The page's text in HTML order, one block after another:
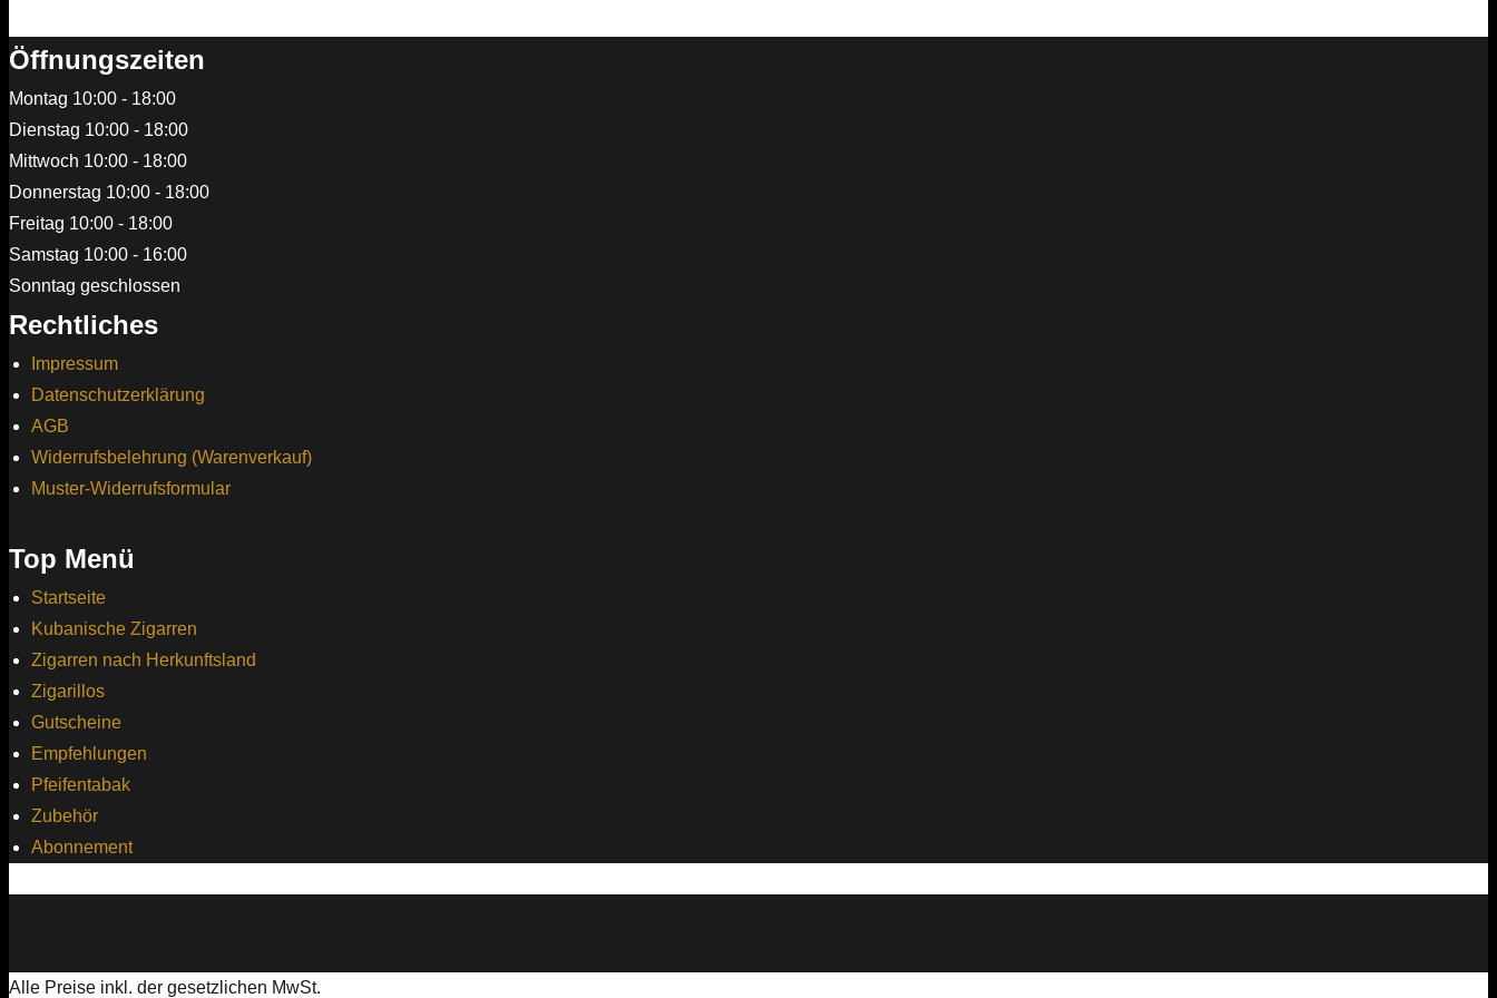
Öffnungszeiten
Montag 10:00 - 18:00
Dienstag 10:00 - 18:00
Mittwoch 10:00 - 18:00
Donnerstag 10:00 - 18:00
Freitag 10:00 - 18:00
Samstag 10:00 - 16:00
Sonntag geschlossen
Rechtliches
Impressum
Datenschutzerklärung
AGB
Widerrufsbelehrung (Warenverkauf)
Muster-Widerrufsformular
Top Menü
Startseite
Kubanische Zigarren
Zigarren nach Herkunftsland
Zigarillos
Gutscheine
Empfehlungen
Pfeifentabak
Zubehör
Abonnement
Alle Preise inkl. der gesetzlichen MwSt.